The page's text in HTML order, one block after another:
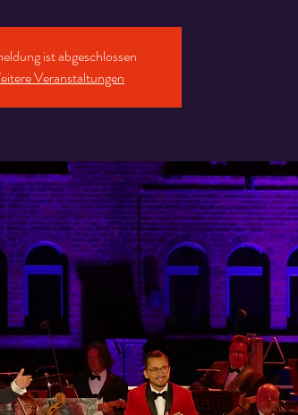
ist abgeschlossen
Veranstaltungen